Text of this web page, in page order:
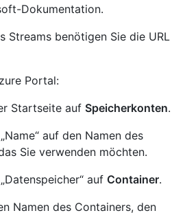
Dokumentation.
Streams benötigen Sie die URL
Portal:
Startseite auf Speicherkonten.
auf den Namen des
Sie verwenden möchten.
auf Container.
Namen des Containers, den